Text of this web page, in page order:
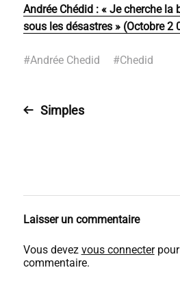
Andrée Chédid : « Je cherche la
sous les désastres » (Octobre 2
#Andrée Chedid #Chedid
Simples
Laisser un commentaire
Vous devez vous connecterpour
commentaire.